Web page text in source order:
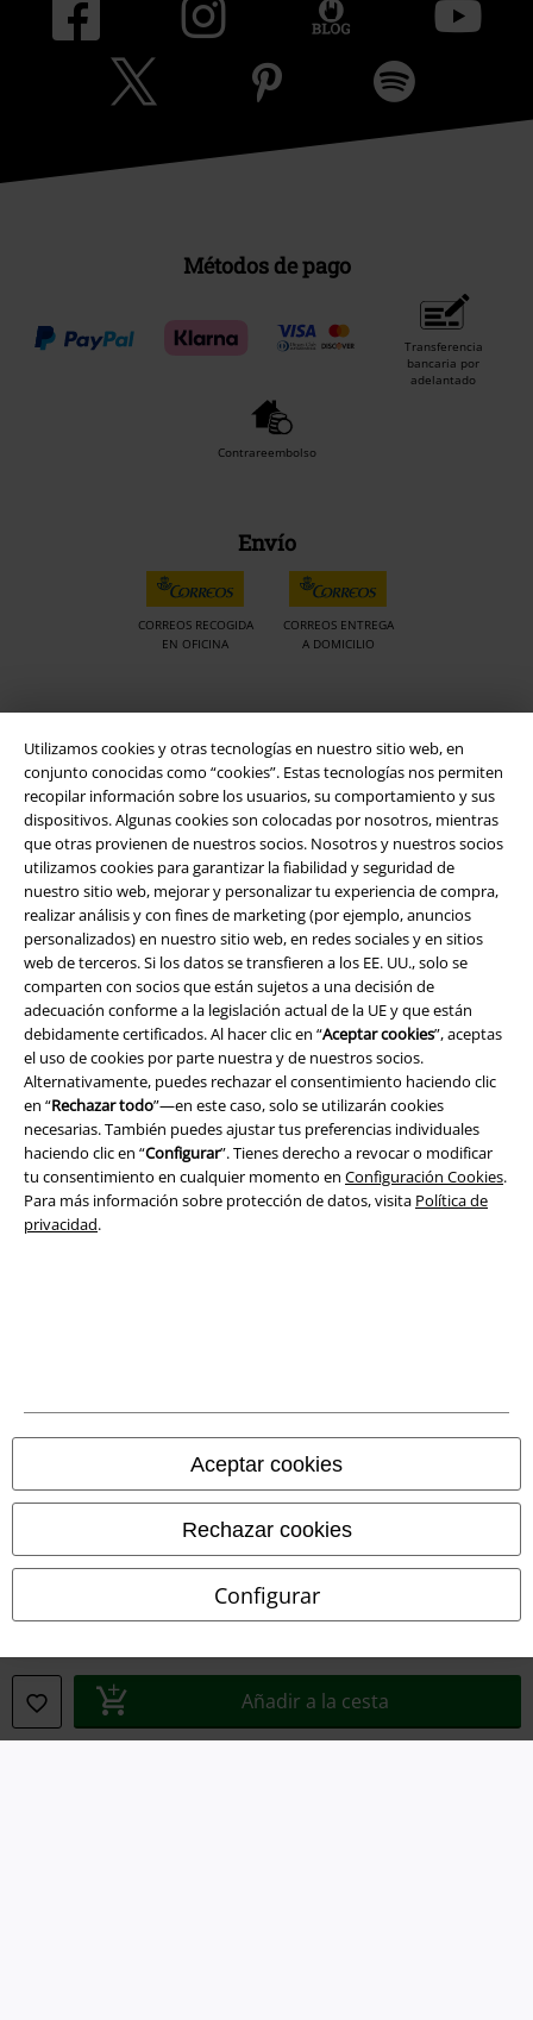
Utilizamos cookies y otras tecnologías en nuestro sitio web, en
conjunto conocidas como “cookies”. Estas tecnologías nos permiten
recopilar información sobre los usuarios, su comportamiento y sus
dispositivos. Algunas cookies son colocadas por nosotros, mientras
que otras provienen de nuestros socios. Nosotros y nuestros socios
utilizamos cookies para garantizar la fiabilidad y seguridad de
nuestro sitio web, mejorar y personalizar tu experiencia de compra,
realizar análisis y con fines de marketing (por ejemplo, anuncios
personalizados) en nuestro sitio web, en redes sociales y en sitios
web de terceros. Si los datos se transfieren a los EE. UU., solo se
comparten con socios que están sujetos a una decisión de
adecuación conforme a la legislación actual de la UE y que están
debidamente certificados. Al hacer clic en “Aceptar cookies”, aceptas
el uso de cookies por parte nuestra y de nuestros socios.
Alternativamente, puedes rechazar el consentimiento haciendo clic
en “Rechazar todo”—en este caso, solo se utilizarán cookies
necesarias. También puedes ajustar tus preferencias individuales
haciendo clic en “Configurar”. Tienes derecho a revocar o modificar
tu consentimiento en cualquier momento en Configuración Cookies.
Para más información sobre protección de datos, visita Política de
privacidad.
Aceptar cookies
Rechazar cookies
Configurar
Añadir a la cesta
Métodos de pago
Transferencia
bancaria por
adelantado
Contrareembolso
Envío
CORREOS RECOGIDA
EN OFICINA
CORREOS ENTREGA
A DOMICILIO
App de EMP
¡Descarga la nueva App EMP totalmente GRATIS y disfruta de todas
sus nuevas funciones y ventajas!
A Warner Music Group Company
Seguridad
Términos y Condiciones
Eliminación de residuos y protección del medioambiente
Declaración de Conformidad